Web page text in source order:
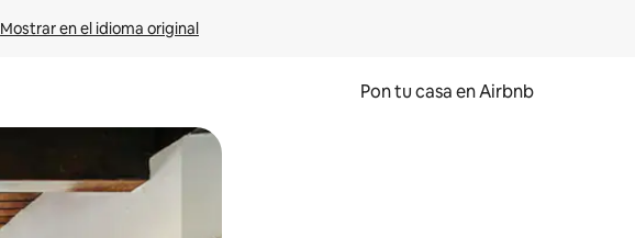
Mostrar en el idioma original
Pon tu casa en Airbnb